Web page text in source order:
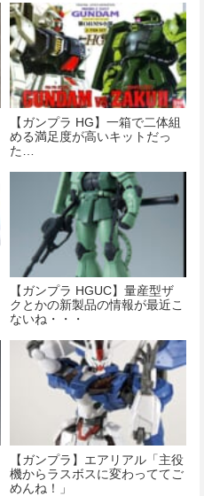
【ガンプラ HG】一箱で二体組
める満足度が高いキットだっ
た…
【ガンプラ HGUC】量産型ザ
クとかの新製品の情報が最近こ
ないね・・・
【ガンプラ】エアリアル「主役
機からラスボスに変わっててご
めんね！」